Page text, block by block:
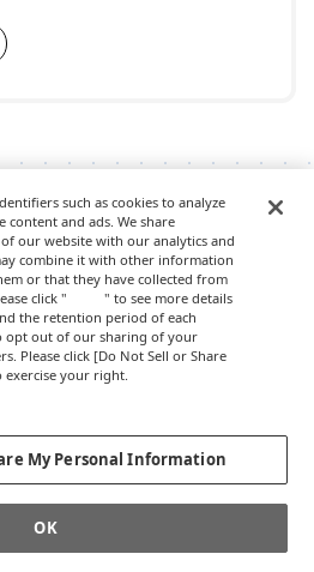
博を勝手に盛り上げる有志
が生み出す共創
熱狂をアフター万博にどう
つなぐ？ 大阪をアイデアシ
ンファレンスをレポート
such as cookies to analyze
and ads. We share
our website with our analytics and
combine it with other information
or that they have collected from
click "
here" to see more details
the retention period of each
opt out of our sharing of your
Please click [Do Not Sell or Share
your right.
My Personal Information
OK